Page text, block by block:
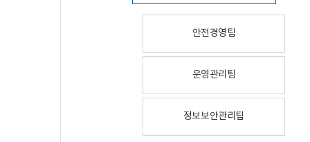
안전경영팀
운영관리팀
정보보안관리팀